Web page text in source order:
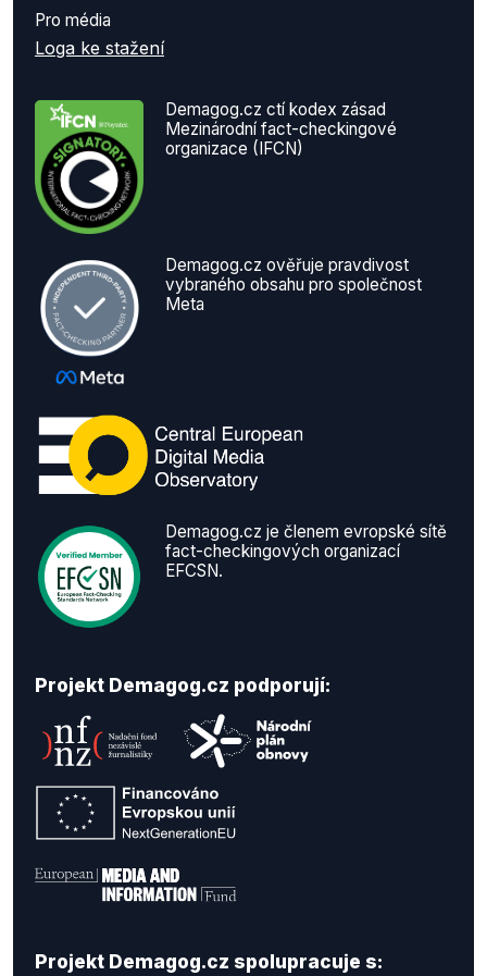
Pro média
Loga ke stažení
Demagog.cz ctí kodex zásad
Mezinárodní fact-checkingové
organizace (IFCN)
Demagog.cz ověřuje pravdivost
vybraného obsahu pro společnost
Meta
Demagog.cz je členem evropské sítě
fact-checkingových organizací
EFCSN.
Projekt Demagog.cz podporují:
Projekt Demagog.cz spolupracuje s: